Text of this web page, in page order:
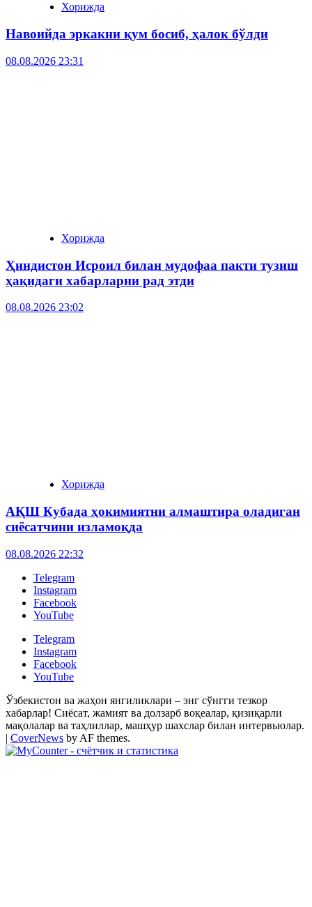
Хорижда
Навоийда эркакни қум босиб, ҳалок бўлди
08.08.2026 23:31
Хорижда
Ҳиндистон Исроил билан мудофаа пакти тузиш
ҳақидаги хабарларни рад этди
08.08.2026 23:02
Хорижда
АҚШ Кубада ҳокимиятни алмаштира оладиган
сиёсатчини изламоқда
08.08.2026 22:32
Telegram
Instagram
Facebook
YouTube
Telegram
Instagram
Facebook
YouTube
Ўзбекистон ва жаҳон янгиликлари – энг сўнгги тезкор
хабарлар! Сиёсат, жамият ва долзарб воқеалар, қизиқарли
мақолалар ва таҳлиллар, машҳур шахслар билан интервьюлар.
| CoverNews by AF themes.